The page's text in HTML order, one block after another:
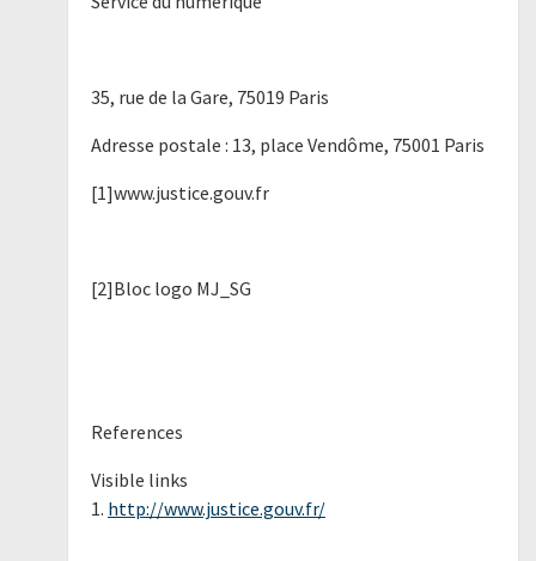
35, rue de la Gare, 75019 Paris
Adresse postale : 13, place Vendôme, 75001 Paris
[1]www.justice.gouv.fr
[2]Bloc logo MJ_SG
References
Visible links
1. http://www.justice.gouv.fr/